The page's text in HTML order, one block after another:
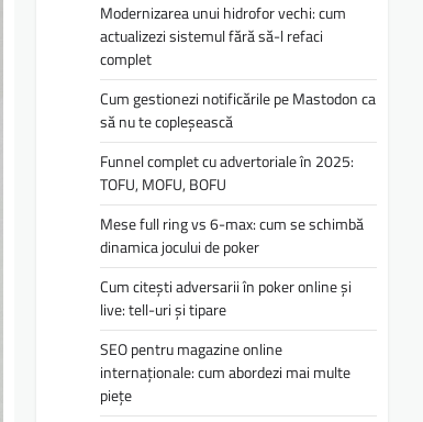
Modernizarea unui hidrofor vechi: cum
actualizezi sistemul fără să-l refaci
complet
Cum gestionezi notificările pe Mastodon ca
să nu te copleșească
Funnel complet cu advertoriale în 2025:
TOFU, MOFU, BOFU
Mese full ring vs 6-max: cum se schimbă
dinamica jocului de poker
Cum citești adversarii în poker online și
live: tell-uri și tipare
SEO pentru magazine online
internaționale: cum abordezi mai multe
piețe